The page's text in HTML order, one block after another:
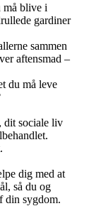
må blive i
gardiner
sammen
aftensmad –
du må leve
dit sociale liv
dig med at
så du og
din sygdom.